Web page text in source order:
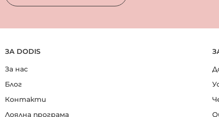
ЗА DODIS
За нас
Блог
Контакти
Лоялна програма